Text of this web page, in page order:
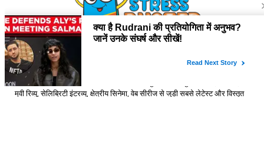
About Us
Stressbusterlive.com पर आपको मिलेंगी बॉलीवुड और हॉलीवुड समाचार, टीवी शो,
मूवी रिव्यु, सेलिब्रिटी इंटरव्यू, क्षेत्रीय सिनेमा, वेब सीरीज से जुड़ी सबसे लेटेस्ट और विस्तृत